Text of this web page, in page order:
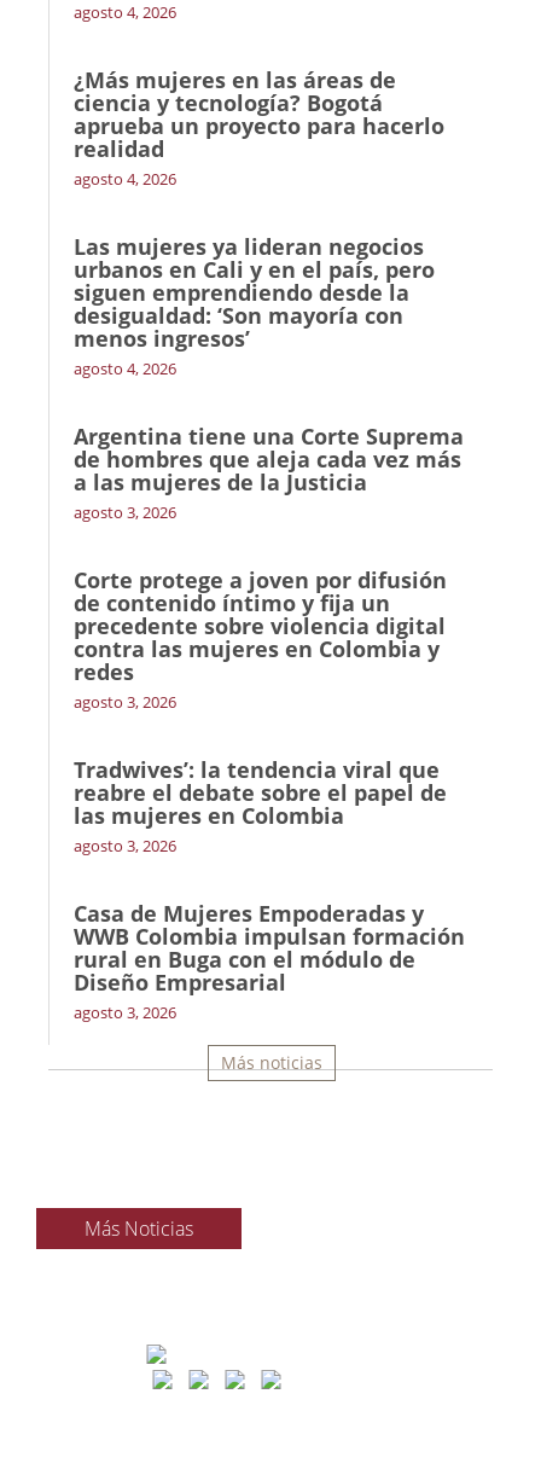
agosto 4, 2026
¿Más mujeres en las áreas de
ciencia y tecnología? Bogotá
aprueba un proyecto para hacerlo
realidad
agosto 4, 2026
Las mujeres ya lideran negocios
urbanos en Cali y en el país, pero
siguen emprendiendo desde la
desigualdad: ‘Son mayoría con
menos ingresos’
agosto 4, 2026
Argentina tiene una Corte Suprema
de hombres que aleja cada vez más
a las mujeres de la Justicia
agosto 3, 2026
Corte protege a joven por difusión
de contenido íntimo y fija un
precedente sobre violencia digital
contra las mujeres en Colombia y
redes
agosto 3, 2026
Tradwives’: la tendencia viral que
reabre el debate sobre el papel de
las mujeres en Colombia
agosto 3, 2026
Casa de Mujeres Empoderadas y
WWB Colombia impulsan formación
rural en Buga con el módulo de
Diseño Empresarial
agosto 3, 2026
Más noticias
Más Noticias